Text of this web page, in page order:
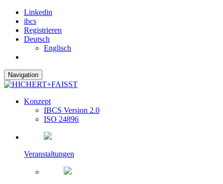
Linkedin
ibcs
Registrieren
Deutsch
Englisch
Navigation
Konzept
IBCS Version 2.0
ISO 24896
Veranstaltungen